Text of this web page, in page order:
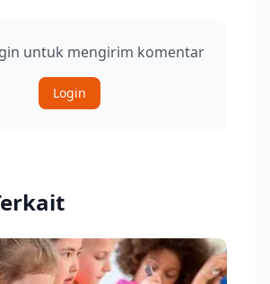
untuk mengirim komentar
Login